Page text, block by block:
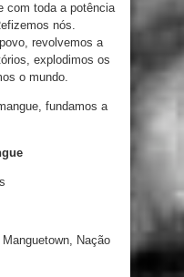
com toda a potência
nós.
, revolvemos a
, explodimos os
o mundo.
fundamos a
Manguetown, Nação